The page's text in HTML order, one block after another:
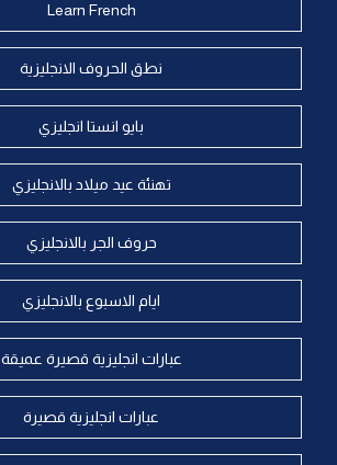
Learn French
نطق الحروف الانجليزية
بايو انستا انجليزي
تهنئة عيد ميلاد بالانجليزي
حروف الجر بالانجليزي
ايام الاسبوع بالانجليزي
عبارات انجليزية قصيرة عميقة
عبارات انجليزية قصيرة